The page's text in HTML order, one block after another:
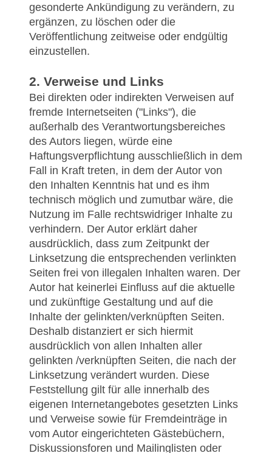
gesonderte Ankündigung zu verändern, zu
ergänzen, zu löschen oder die
Veröffentlichung zeitweise oder endgültig
einzustellen.
2. Verweise und Links
Bei direkten oder indirekten Verweisen auf
fremde Internetseiten ("Links"), die
außerhalb des Verantwortungsbereiches
des Autors liegen, würde eine
Haftungsverpflichtung ausschließlich in dem
Fall in Kraft treten, in dem der Autor von
den Inhalten Kenntnis hat und es ihm
technisch möglich und zumutbar wäre, die
Nutzung im Falle rechtswidriger Inhalte zu
verhindern. Der Autor erklärt daher
ausdrücklich, dass zum Zeitpunkt der
Linksetzung die entsprechenden verlinkten
Seiten frei von illegalen Inhalten waren. Der
Autor hat keinerlei Einfluss auf die aktuelle
und zukünftige Gestaltung und auf die
Inhalte der gelinkten/verknüpften Seiten.
Deshalb distanziert er sich hiermit
ausdrücklich von allen Inhalten aller
gelinkten /verknüpften Seiten, die nach der
Linksetzung verändert wurden. Diese
Feststellung gilt für alle innerhalb des
eigenen Internetangebotes gesetzten Links
und Verweise sowie für Fremdeinträge in
vom Autor eingerichteten Gästebüchern,
Diskussionsforen und Mailinglisten oder